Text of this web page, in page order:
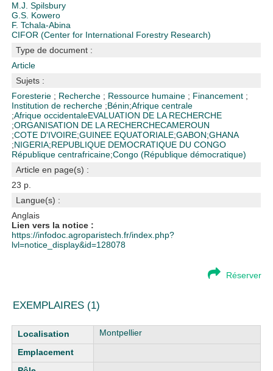
M.J. Spilsbury
G.S. Kowero
F. Tchala-Abina
CIFOR (Center for International Forestry Research)
Type de document :
Article
Sujets :
Foresterie ; Recherche ; Ressource humaine ; Financement ;
Institution de recherche ;Bénin;Afrique centrale
;Afrique occidentaleEVALUATION DE LA RECHERCHE
;ORGANISATION DE LA RECHERCHECAMEROUN
;COTE D'IVOIRE;GUINEE EQUATORIALE;GABON;GHANA
;NIGERIA;REPUBLIQUE DEMOCRATIQUE DU CONGO
République centrafricaine;Congo (République démocratique)
Article en page(s) :
23 p.
Langue(s) :
Anglais
Lien vers la notice :
https://infodoc.agroparistech.fr/index.php?
lvl=notice_display&id=128078
Réserver
EXEMPLAIRES (1)
Liste des exemplaires Montpellier